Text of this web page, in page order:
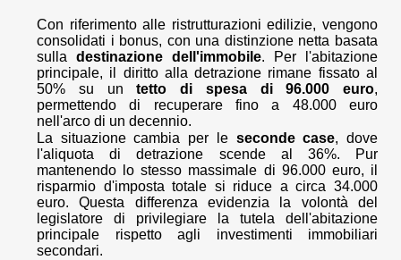
Con riferimento alle ristrutturazioni edilizie, vengono
consolidati i bonus, con una distinzione netta basata
sulla destinazione dell'immobile. Per l'abitazione
principale, il diritto alla detrazione rimane fissato al
50% su untetto di spesa di 96.000 euro,
permettendo di recuperare fino a 48.000 euro
nell'arco di un decennio.
La situazione cambia per le seconde case, dove
l'aliquota di detrazione scende al 36%. Pur
mantenendo lo stesso massimale di 96.000 euro, il
risparmio d'imposta totale si riduce a circa 34.000
euro. Questa differenza evidenzia la volontà del
legislatore di privilegiare la tutela dell'abitazione
principale rispetto agli investimenti immobiliari
secondari.